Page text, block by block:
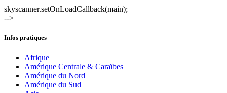
skyscanner.setOnLoadCallback(main);
-->
Infos pratiques
Afrique
Amérique Centrale & Caraïbes
Amérique du Nord
Amérique du Sud